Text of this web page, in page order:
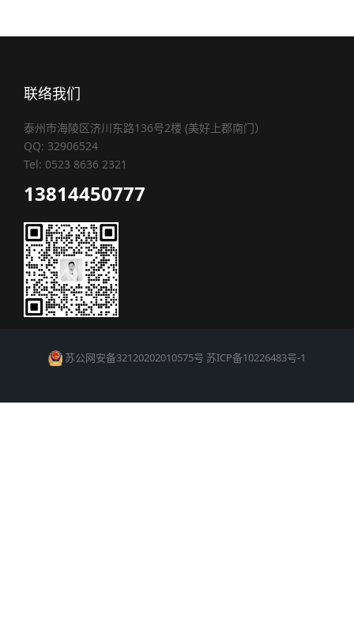
联络我们
泰州市海陵区济川东路136号2楼 (美好上郡南门）
QQ: 32906524
Tel: 0523 8636 2321
13814450777
苏公网安备32120202010575号 苏ICP备10226483号-1